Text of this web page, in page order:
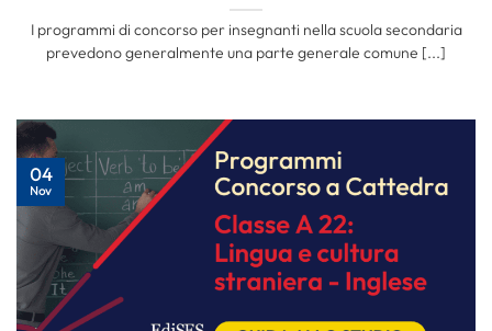
I programmi di concorso per insegnanti nella scuola secondaria
prevedono generalmente una parte generale comune [...]
04
Nov